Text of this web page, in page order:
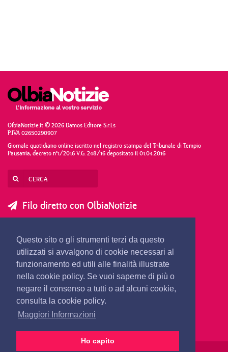
Questo sito o gli strumenti terzi da questo
utilizzati si avvalgono di cookie necessari al
funzionamento ed utili alle finalità illustrate
nella cookie policy. Se vuoi saperne di più o
negare il consenso a tutti o ad alcuni cookie,
consulta la cookie policy.
Maggiori Informazioni
Ho capito
OlbiaNotizie.it © 2026 Damos Editore S.r.l.s
P.IVA 02650290907
Giornale quotidiano online iscritto nel registro stampa del Tribunale di Tempio
Pausania, decreto n°1/2016 V.G. 248/16 depositato il 01.04.2016
Filo diretto con OlbiaNotizie
SEGNALA UNA NOTIZIA
SEGNALA UN EVENTO
redazione@olbianotizie.it